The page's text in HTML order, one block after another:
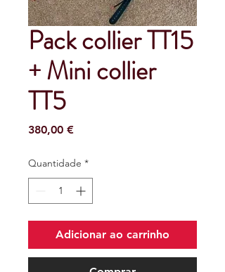
Pack collier TT15
+ Mini collier
TT5
380,00 €Preço
Quantidade *
Adicionar ao carrinho